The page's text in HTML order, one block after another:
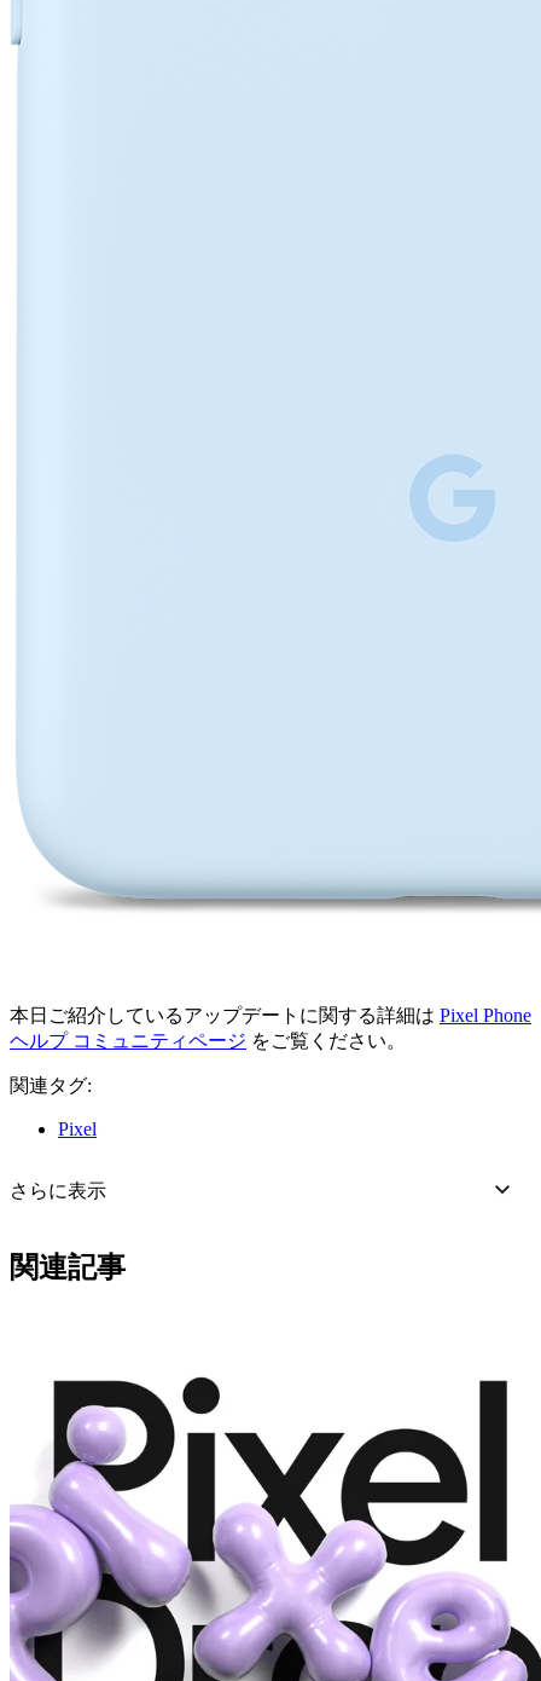
本日ご紹介しているアップデートに関する詳細は Pixel Phone
ヘルプ コミュニティページ をご覧ください。
関連タグ:
Pixel
さらに表示
関連記事